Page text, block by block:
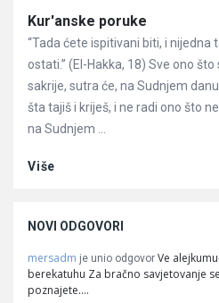
Članci
Kur'anske poruke
“Tada ćete ispitivani biti, i nijedna
ostati.” (El-Hakka, 18) Sve ono
sakrije, sutra će, na Sudnjem
šta tajiš i kriješ, i ne radi ono što
na Sudnjem ...
Više
NOVI ODGOVORI
mersadm je unio odgovor Ve
berekatuhu Za bračno savjetovanje
poznajete.…